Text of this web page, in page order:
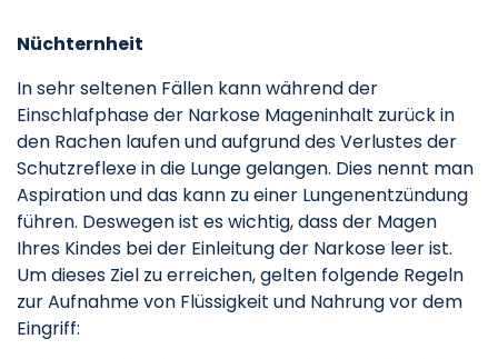
Nüchternheit
In sehr seltenen Fällen kann während der
Einschlafphase der Narkose Mageninhalt zurück in
den Rachen laufen und aufgrund des Verlustes der
Schutzreflexe in die Lunge gelangen. Dies nennt man
Aspiration und das kann zu einer Lungenentzündung
führen. Deswegen ist es wichtig, dass der Magen
Ihres Kindes bei der Einleitung der Narkose leer ist.
Um dieses Ziel zu erreichen, gelten folgende Regeln
zur Aufnahme von Flüssigkeit und Nahrung vor dem
Eingriff: